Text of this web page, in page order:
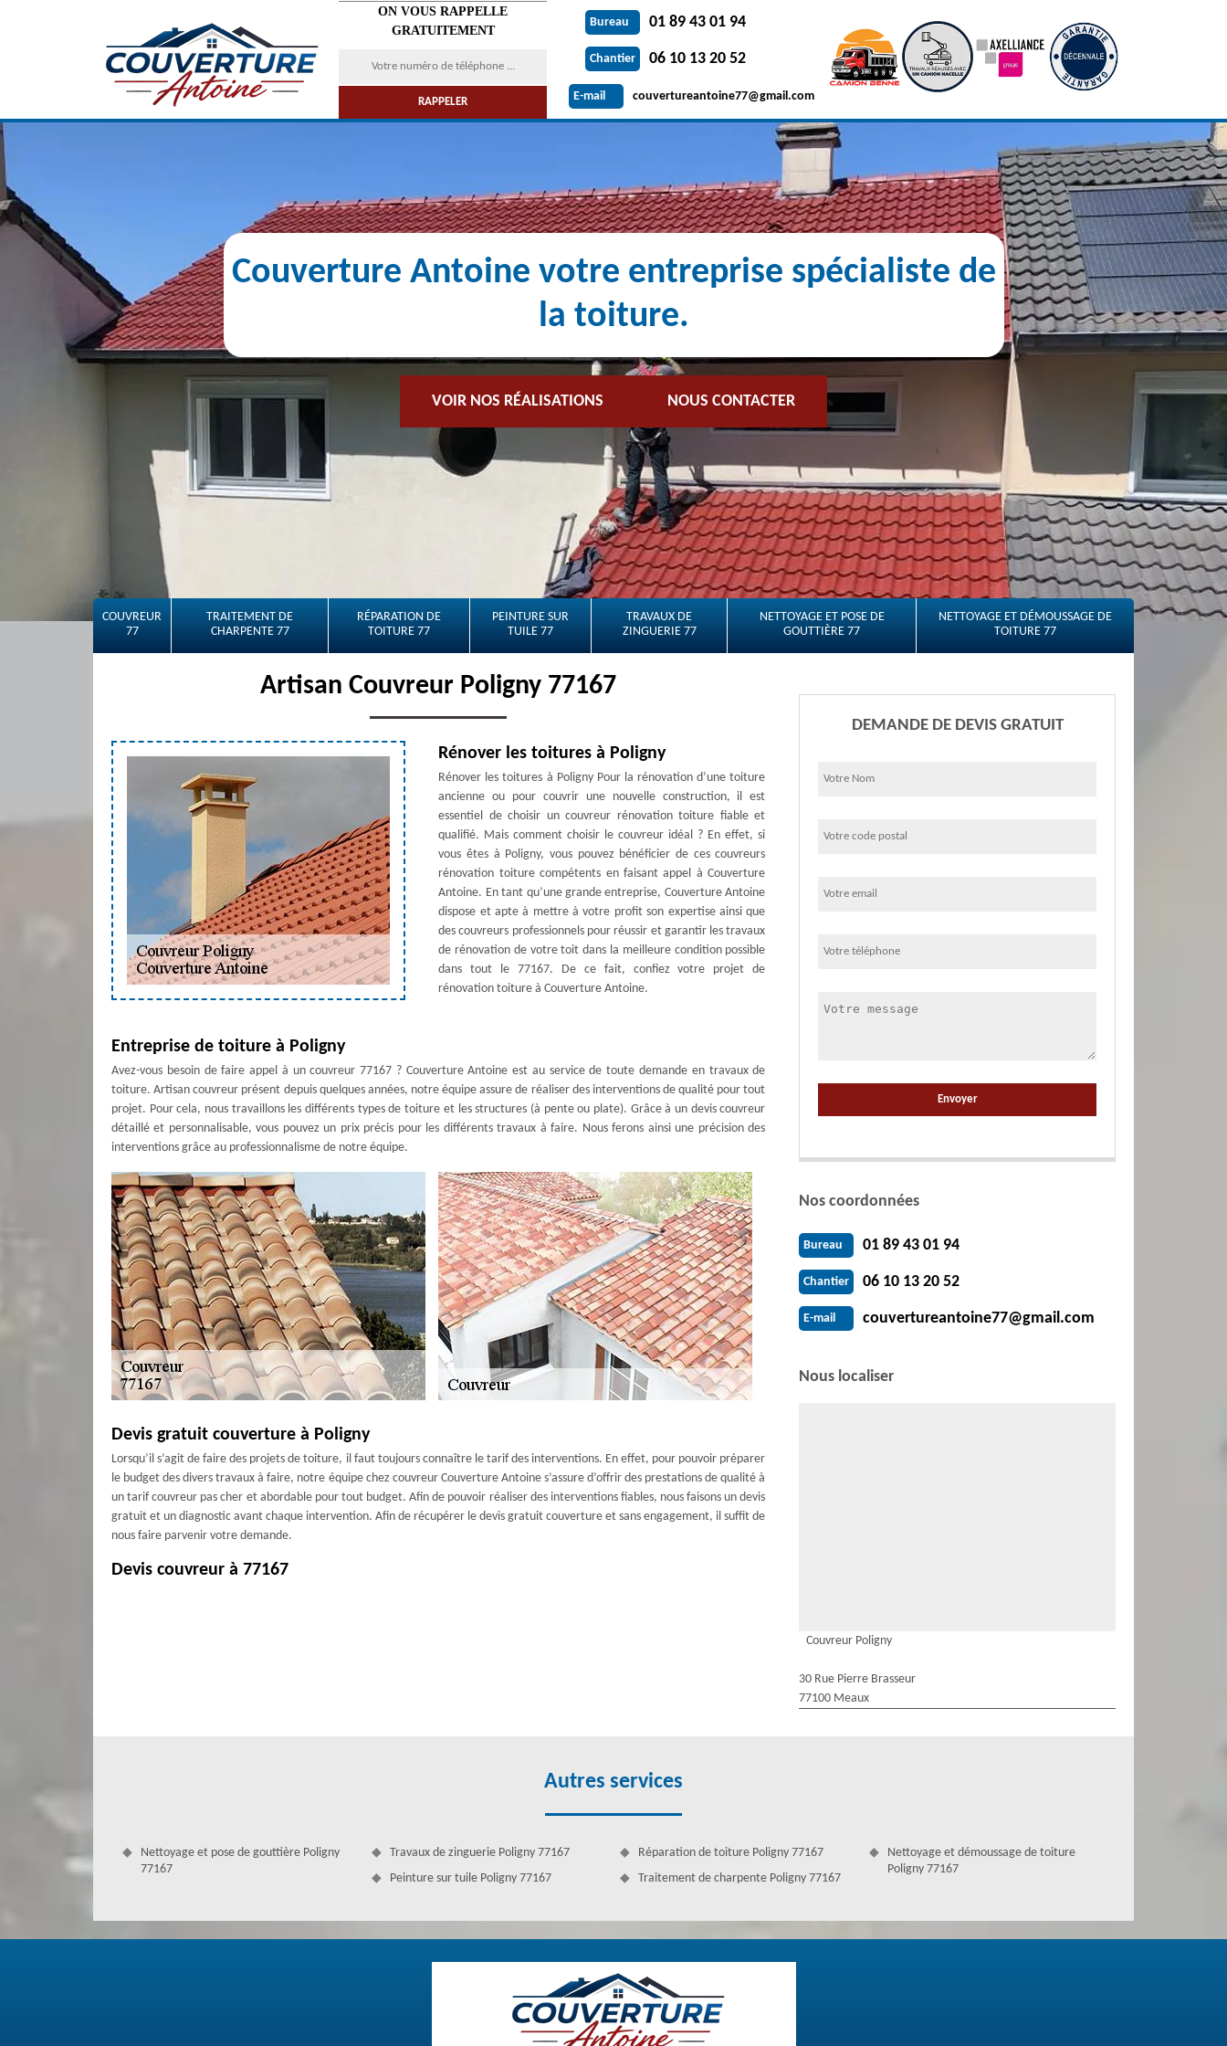
ON VOUS RAPPELLE
GRATUITEMENT
Bureau 01 89 43 01 94
Chantier 06 10 13 20 52
E-mail couvertureantoine77@gmail.com
Couverture Antoine votre entreprise spécialiste de
la toiture.
VOIR NOS RÉALISATIONS NOUS CONTACTER
COUVREUR
77
TRAITEMENT DE
CHARPENTE 77
RÉPARATION DE
TOITURE 77
PEINTURE SUR
TUILE 77
TRAVAUX DE
ZINGUERIE 77
NETTOYAGE ET POSE DE
GOUTTIÈRE 77
NETTOYAGE ET DÉMOUSSAGE DE
TOITURE 77
Artisan Couvreur Poligny 77167
Rénover les toitures à Poligny
Rénover les toitures à Poligny Pour la rénovation d’une toiture
ancienne ou pour couvrir une nouvelle construction, il est
essentiel de choisir un couvreur rénovation toiture fiable et
qualifié. Mais comment choisir le couvreur idéal ? En effet, si
vous êtes à Poligny, vous pouvez bénéficier de ces couvreurs
rénovation toiture compétents en faisant appel à Couverture
Antoine. En tant qu’une grande entreprise, Couverture Antoine
dispose et apte à mettre à votre profit son expertise ainsi que
des couvreurs professionnels pour réussir et garantir les travaux
de rénovation de votre toit dans la meilleure condition possible
dans tout le 77167. De ce fait, confiez votre projet de
rénovation toiture à Couverture Antoine.
Entreprise de toiture à Poligny
Avez-vous besoin de faire appel à un couvreur 77167 ? Couverture Antoine est au service de toute demande en travaux de
toiture. Artisan couvreur présent depuis quelques années, notre équipe assure de réaliser des interventions de qualité pour tout
projet. Pour cela, nous travaillons les différents types de toiture et les structures (à pente ou plate). Grâce à un devis couvreur
détaillé et personnalisable, vous pouvez un prix précis pour les différents travaux à faire. Nous ferons ainsi une précision des
interventions grâce au professionnalisme de notre équipe.
Devis gratuit couverture à Poligny
Lorsqu’il s’agit de faire des projets de toiture, il faut toujours connaître le tarif des interventions. En effet, pour pouvoir préparer
le budget des divers travaux à faire, notre équipe chez couvreur Couverture Antoine s’assure d’offrir des prestations de qualité à
un tarif couvreur pas cher et abordable pour tout budget. Afin de pouvoir réaliser des interventions fiables, nous faisons un devis
gratuit et un diagnostic avant chaque intervention. Afin de récupérer le devis gratuit couverture et sans engagement, il suffit de
nous faire parvenir votre demande.
Devis couvreur à 77167
Entreprise de couverture sur 77167, Couverture Antoine s’occupe d’entretenir tous types de toiture grâce à des prestations de
qualité. Pour cela, nous réalisons un nettoyage de toiture régulier ou ponctuel selon votre besoin. Puisque le nettoyage de
toiture est une intervention qui permet de raviver et de protéger la toiture, notre équipe de couvreur à Poligny s’occupe de
faire des interventions de qualité. En activité pour tout le département, notre équipe s’occupe de toute intervention avec
DEMANDE DE DEVIS GRATUIT
Nos coordonnées
Bureau 01 89 43 01 94
Chantier 06 10 13 20 52
E-mail couvertureantoine77@gmail.com
Nous localiser
Couvreur Poligny
30 Rue Pierre Brasseur
77100 Meaux
Autres services
Nettoyage et pose de gouttière Poligny
77167
Travaux de zinguerie Poligny 77167
Peinture sur tuile Poligny 77167
Réparation de toiture Poligny 77167
Traitement de charpente Poligny 77167
Nettoyage et démoussage de toiture
Poligny 77167